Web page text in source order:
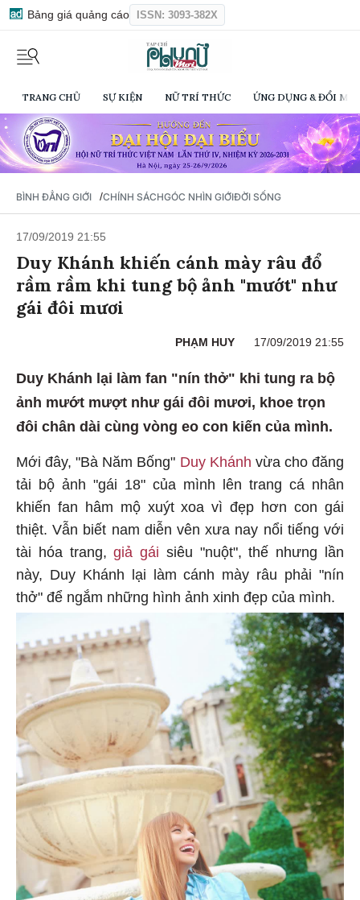
Bảng giá quảng cáo ISSN: 3093-382X
TRANG CHỦ SỰ KIỆN NỮ TRÍ THỨC ỨNG DỤNG & ĐỔI
BÌNH ĐẲNG GIỚI /CHÍNH SÁCHGÓC NHÌN GIỚIĐỜI SỐNG
17/09/2019 21:55
Duy Khánh khiến cánh mày râu đổ
rầm rầm khi tung bộ ảnh "mướt" như
gái đôi mươi
PHẠM HUY 17/09/2019 21:55
Duy Khánh lại làm fan "nín thở" khi tung ra bộ
ảnh mướt mượt như gái đôi mươi, khoe trọn
đôi chân dài cùng vòng eo con kiến của mình.
Mới đây, "Bà Năm Bống" Duy Khánh vừa cho đăng
tải bộ ảnh "gái 18" của mình lên trang cá nhân
khiến fan hâm mộ xuýt xoa vì đẹp hơn con gái
thiệt. Vẫn biết nam diễn vên xưa nay nổi tiếng với
tài hóa trang,
giả gái siêu "nuột", thế nhưng lần
này, Duy Khánh lại làm cánh mày râu phải "nín
thở" để ngắm những hình ảnh xinh đẹp của mình.